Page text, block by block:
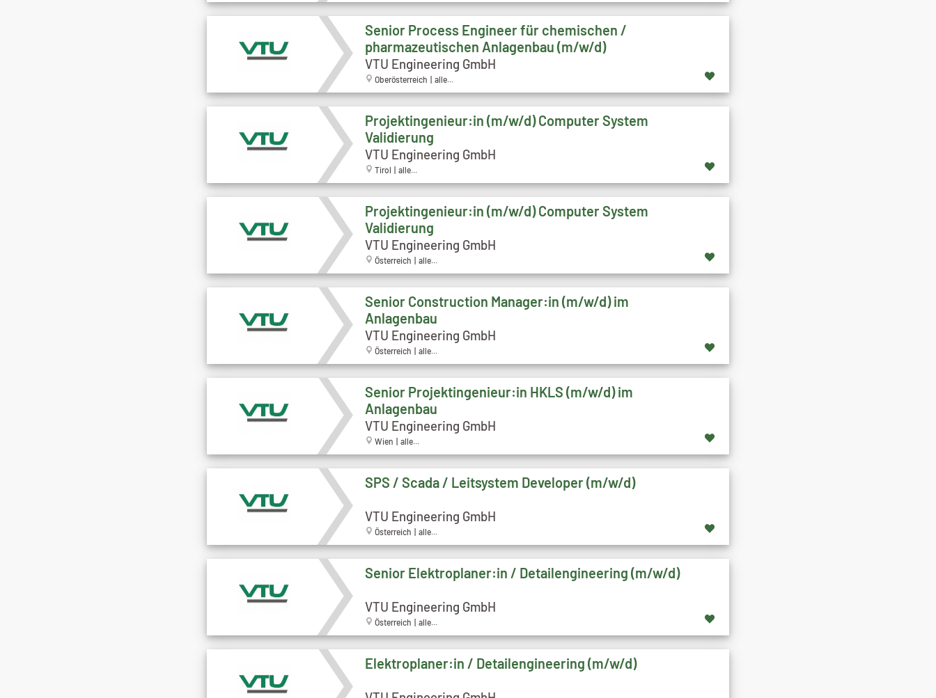
Senior Process Engineer für chemischen /
pharmazeutischen Anlagenbau (m/w/d)
VTU Engineering GmbH
Oberösterreich | alle...
Projektingenieur:in (m/w/d) Computer System
Validierung
VTU Engineering GmbH
Tirol | alle...
Projektingenieur:in (m/w/d) Computer System
Validierung
VTU Engineering GmbH
Österreich | alle...
Senior Construction Manager:in (m/w/d) im
Anlagenbau
VTU Engineering GmbH
Österreich | alle...
Senior Projektingenieur:in HKLS (m/w/d) im
Anlagenbau
VTU Engineering GmbH
Wien | alle...
SPS / Scada / Leitsystem Developer (m/w/d)
VTU Engineering GmbH
Österreich | alle...
Senior Elektroplaner:in / Detailengineering (m/w/d)
VTU Engineering GmbH
Österreich | alle...
Elektroplaner:in / Detailengineering (m/w/d)